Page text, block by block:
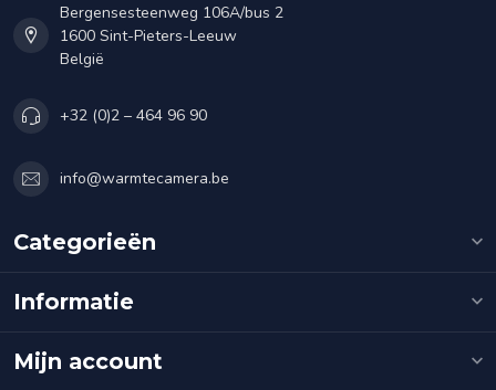
Bergensesteenweg 106A/bus 2
1600 Sint-Pieters-Leeuw
België
+32 (0)2 – 464 96 90
info@warmtecamera.be
Categorieën
Informatie
Mijn account